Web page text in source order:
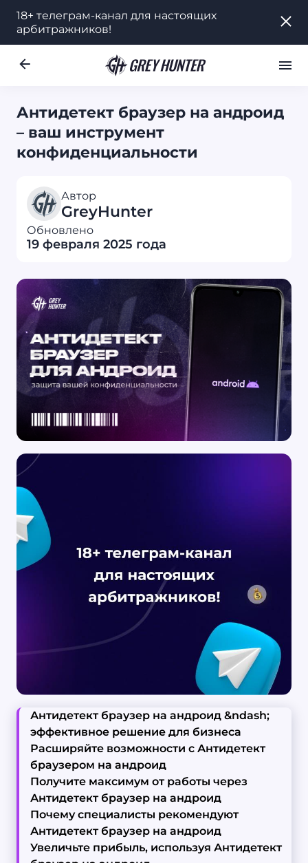
18+ телеграм-канал для настоящих
арбитражников!
18+ телеграм-канал для настоящих
арбитражников!
Антидетект браузер на андроид
– ваш инструмент
конфиденциальности
Автор
GreyHunter
Обновлено
19 февраля 2025 года
Антидетект браузер на андроид &ndash;
эффективное решение для бизнеса
Расширяйте возможности с Антидетект
браузером на андроид
Получите максимум от работы через
Антидетект браузер на андроид
Почему специалисты рекомендуют
Антидетект браузер на андроид
Увеличьте прибыль, используя Антидетект